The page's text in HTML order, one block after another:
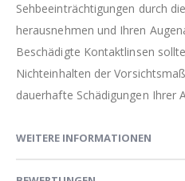
Sehbeeinträchtigungen durch
herausnehmen und Ihren
Beschädigte Kontaktlinsen
Nichteinhalten der
dauerhafte Schädigungen Ihrer
WEITERE INFORMATIONEN